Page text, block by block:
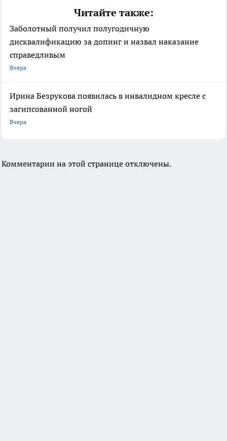
Читайте также:
Заболотный получил полугодичную
дисквалификацию за допинг и назвал наказание
справедливым
Вчера
Ирина Безрукова появилась в инвалидном кресле с
загипсованной ногой
Вчера
Комментарии на этой странице отключены.